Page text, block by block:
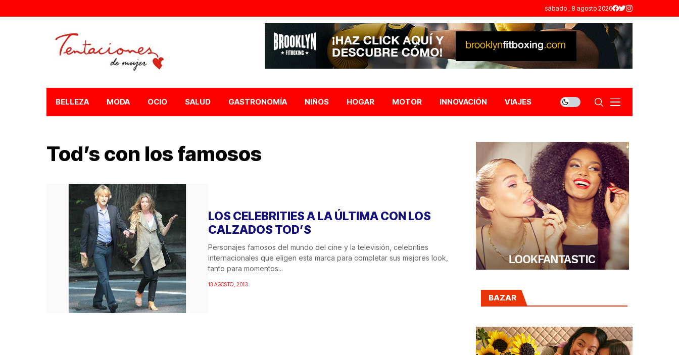
sábado , 8 agosto 2026
BELLEZA MODA OCIO SALUD GASTRONOMÍA NIÑOS HOGAR MOTOR INNOVACIÓN VIAJES
Tod’s con los famosos
LOS CELEBRITIES A LA ÚLTIMA CON LOS
CALZADOS TOD’S
Personajes famosos del mundo del cine y la televisión, celebrities
internacionales que eligen esta marca para completar sus mejores look,
tanto para momentos...
13 AGOSTO, 2013
BAZAR